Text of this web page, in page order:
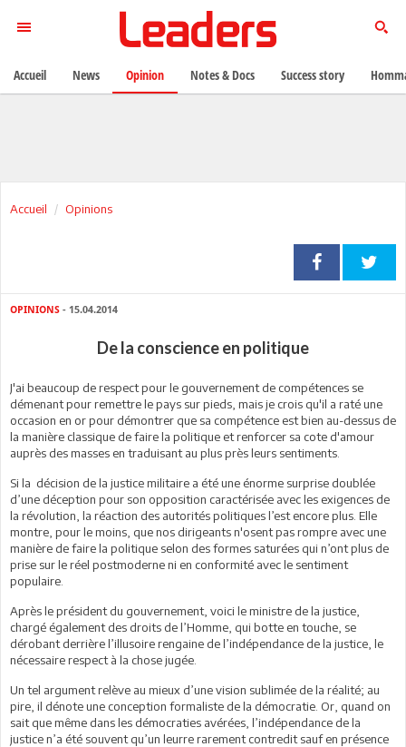
Accueil Opinions
OPINIONS - 15.04.2014
De la conscience en politique
J'ai beaucoup de respect pour le gouvernement de compétences se
démenant pour remettre le pays sur pieds, mais je crois qu'il a raté une
occasion en or pour démontrer que sa compétence est bien au-dessus de
la manière classique de faire la politique et renforcer sa cote d'amour
auprès des masses en traduisant au plus près leurs sentiments.
Si la décision de la justice militaire a été une énorme surprise doublée
d’une déception pour son opposition caractérisée avec les exigences de
la révolution, la réaction des autorités politiques l’est encore plus. Elle
montre, pour le moins, que nos dirigeants n'osent pas rompre avec une
manière de faire la politique selon des formes saturées qui n’ont plus de
prise sur le réel postmoderne ni en conformité avec le sentiment
populaire.
Après le président du gouvernement, voici le ministre de la justice,
chargé également des droits de l’Homme, qui botte en touche, se
dérobant derrière l’illusoire rengaine de l’indépendance de la justice, le
nécessaire respect à la chose jugée.
Un tel argument relève au mieux d’une vision sublimée de la réalité; au
pire, il dénote une conception formaliste de la démocratie. Or, quand on
sait que même dans les démocraties avérées, l’indépendance de la
justice n’a été souvent qu’un leurre rarement contredit sauf en présence
Accueil News Opinion Notes & Docs Success story